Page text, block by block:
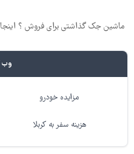
ماشین جک گذاشتی برای فروش ؟
وب
مزایده خودرو
هزینه سفر به کربلا